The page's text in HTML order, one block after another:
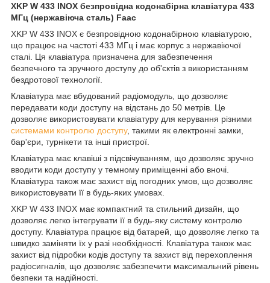
XKP W 433 INOX безпровідна кодонабірна клавіатура 433
МГц (нержавіюча сталь) Faac
XKP W 433 INOX є безпровідною кодонабірною клавіатурою,
що працює на частоті 433 МГц і має корпус з нержавіючої
сталі. Ця клавіатура призначена для забезпечення
безпечного та зручного доступу до об'єктів з використанням
бездротової технології.
Клавіатура має вбудований радіомодуль, що дозволяє
передавати коди доступу на відстань до 50 метрів. Це
дозволяє використовувати клавіатуру для керування різними
системами контролю доступу, такими як електронні замки,
бар'єри, турнікети та інші пристрої.
Клавіатура має клавіші з підсвічуванням, що дозволяє зручно
вводити коди доступу у темному приміщенні або вночі.
Клавіатура також має захист від погодних умов, що дозволяє
використовувати її в будь-яких умовах.
XKP W 433 INOX має компактний та стильний дизайн, що
дозволяє легко інтегрувати її в будь-яку систему контролю
доступу. Клавіатура працює від батарей, що дозволяє легко та
швидко заміняти їх у разі необхідності. Клавіатура також має
захист від підробки кодів доступу та захист від перехоплення
радіосигналів, що дозволяє забезпечити максимальний рівень
безпеки та надійності.